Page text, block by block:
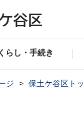
くらし・手続き
ジ 保土ケ谷区ト